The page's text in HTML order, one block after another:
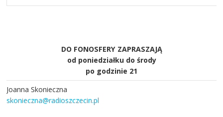
DO FONOSFERY ZAPRASZAJĄ
od poniedziałku do środy
po godzinie 21
Joanna Skonieczna
skonieczna@radioszczecin.pl